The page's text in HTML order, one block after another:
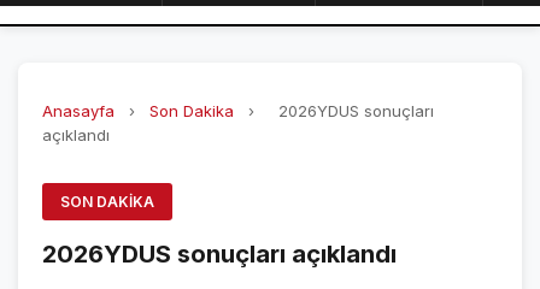
SPOR HABERLERİ
FENERBAHÇE
ÖZEL SAYFALAR
Anasayfa › Son Dakika ›
2026YDUS sonuçları
açıklandı
SON DAKIKA
2026YDUS sonuçları açıklandı